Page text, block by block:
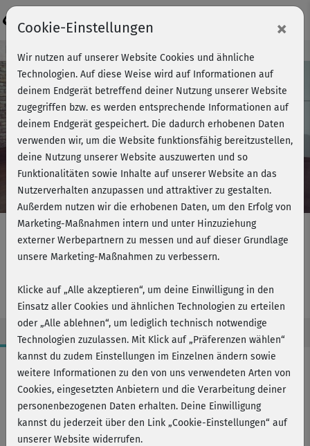
Play
Video
Kursvorschau - Jetzt mitmachen!
Strong me - HIIT im Stand &
Cooldown
Workout-Facts
mittelschwer
20 Min
147 kcal
Cookie-Einstellungen ×
Wir nutzen auf unserer Website Cookies und ähnliche
Technologien. Auf diese Weise wird auf Informationen auf
deinem Endgerät betreffend deiner Nutzung unserer Website
zugegriffen bzw. es werden entsprechende Informationen auf
deinem Endgerät gespeichert. Die dadurch erhobenen Daten
verwenden wir, um die Website funktionsfähig bereitzustellen,
deine Nutzung unserer Website auszuwerten und so
Funktionalitäten sowie Inhalte auf unserer Website an das
Nutzerverhalten anzupassen und attraktiver zu gestalten.
Außerdem nutzen wir die erhobenen Daten, um den Erfolg von
Marketing-Maßnahmen intern und unter Hinzuziehung
externer Werbepartnern zu messen und auf dieser Grundlage
unsere Marketing-Maßnahmen zu verbessern.
Klicke auf „Alle akzeptieren“, um deine Einwilligung in den
Einsatz aller Cookies und ähnlichen Technologien zu erteilen
oder „Alle ablehnen“, um lediglich technisch notwendige
Technologien zuzulassen. Mit Klick auf „Präferenzen wählen“
kannst du zudem Einstellungen im Einzelnen ändern sowie
weitere Informationen zu den von uns verwendeten Arten von
Cookies, eingesetzten Anbietern und die Verarbeitung deiner
personenbezogenen Daten erhalten. Deine Einwilligung
kannst du jederzeit über den Link „Cookie-Einstellungen“ auf
unserer Website widerrufen.